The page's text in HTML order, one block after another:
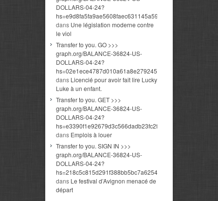
DOLLARS-04-24?
hs=e9d8fa5fa9ae5608faec631145a591cd&
dans Une législation moderne contre
le viol
Transfer to you. GO >>>
graph.org/BALANCE-36824-US-
DOLLARS-04-24?
hs=02e1ece4787d010a61a8e279245b7cda&
dans Licencié pour avoir fait lire Lucky
Luke à un enfant.
Transfer to you. GET >>>
graph.org/BALANCE-36824-US-
DOLLARS-04-24?
hs=e3390f1e92679d3c566dadb23fc2fed6&
dans Emplois à louer
Transfer to you. SIGN IN >>>
graph.org/BALANCE-36824-US-
DOLLARS-04-24?
hs=218c5c815d291f388bb5bc7a6254d1bc&
dans Le festival d’Avignon menacé de
départ